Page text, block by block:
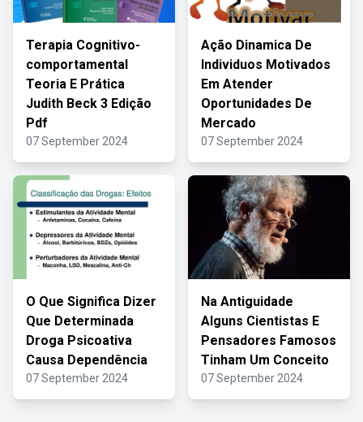
Terapia Cognitivo-
comportamental
Teoria E Prática
Judith Beck 3 Edição
Pdf
07 September 2024
Ação Dinamica De
Individuos Motivados
Em Atender
Oportunidades De
Mercado
07 September 2024
O Que Significa Dizer
Que Determinada
Droga Psicoativa
Causa Dependência
07 September 2024
Na Antiguidade
Alguns Cientistas E
Pensadores Famosos
Tinham Um Conceito
07 September 2024